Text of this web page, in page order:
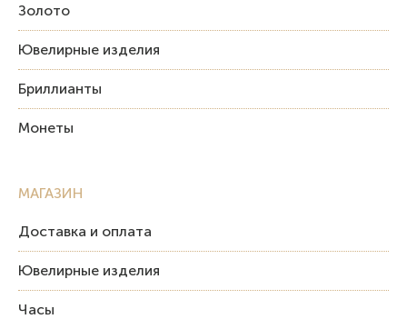
Золото
Ювелирные изделия
Бриллианты
Монеты
МАГАЗИН
Доставка и оплата
Ювелирные изделия
Часы